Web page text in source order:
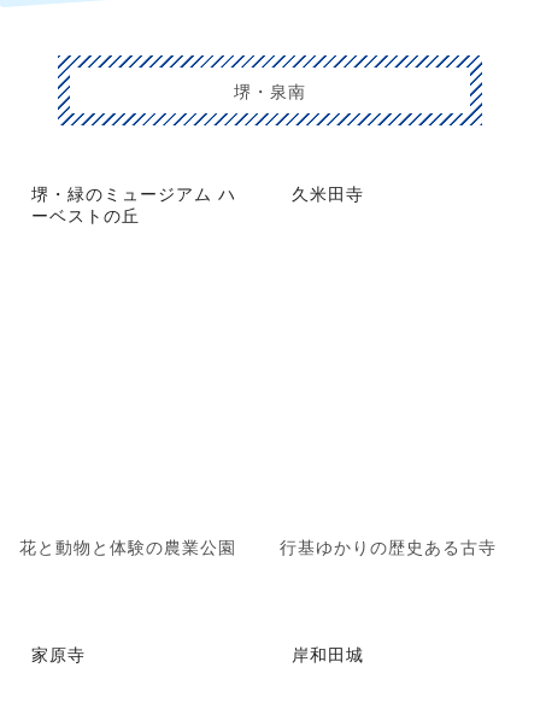
堺・泉南
堺・緑のミュージアム ハ
ーベストの丘
花と動物と体験の農業公園
久米田寺
行基ゆかりの歴史ある古寺
家原寺 岸和田城